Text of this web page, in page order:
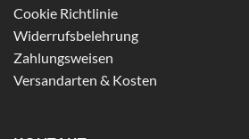
Cookie Richtlinie
Widerrufsbelehrung
Zahlungsweisen
Versandarten & Kosten